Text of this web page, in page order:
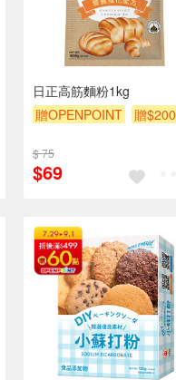
日正高筋麵粉1kg
贈OPENPOINT
贈$200
$ 75
$69